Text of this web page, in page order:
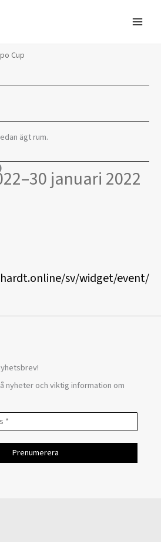
Cup
ägt rum.
–30 januari 2022
sv/widget/event/
nyheter och viktig information om